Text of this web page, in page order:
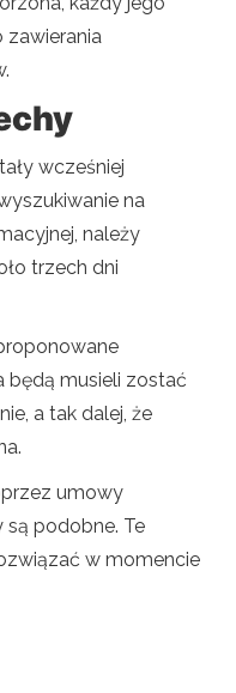
zawierania
wcześniej
na
należy
trzech dni
będą musieli zostać
a tak dalej, że
umowy
są podobne. Te
w momencie